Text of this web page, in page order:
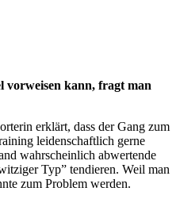
vorweisen kann, fragt man
erklärt, dass der Gang zum
leidenschaftlich gerne
wahrscheinlich abwertende
Typ” tendieren. Weil man
zum Problem werden.